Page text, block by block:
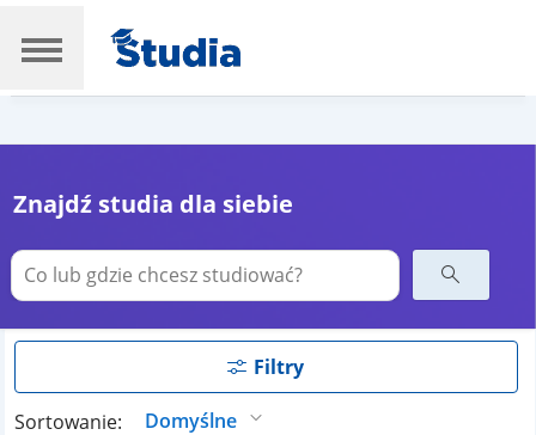
Znajdź studia dla siebie
Filtry
Sortowanie: